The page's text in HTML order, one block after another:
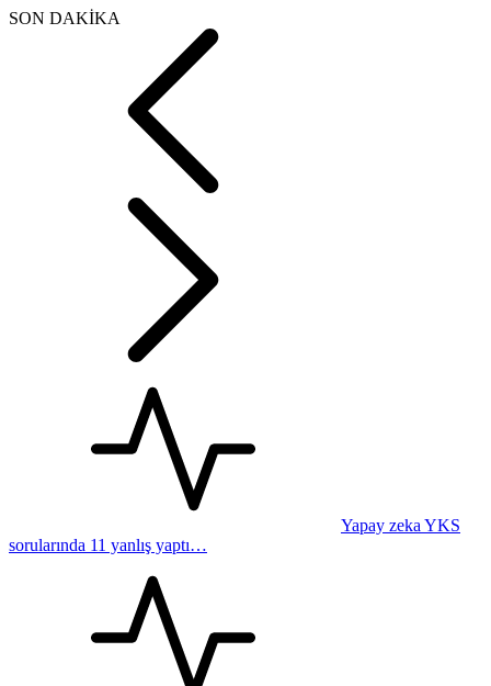
SON DAKİKA
Yapay zeka YKS
sorularında 11 yanlış yaptı…